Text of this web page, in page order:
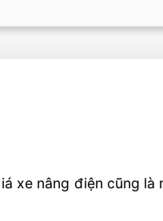
xe nâng điện cũng là